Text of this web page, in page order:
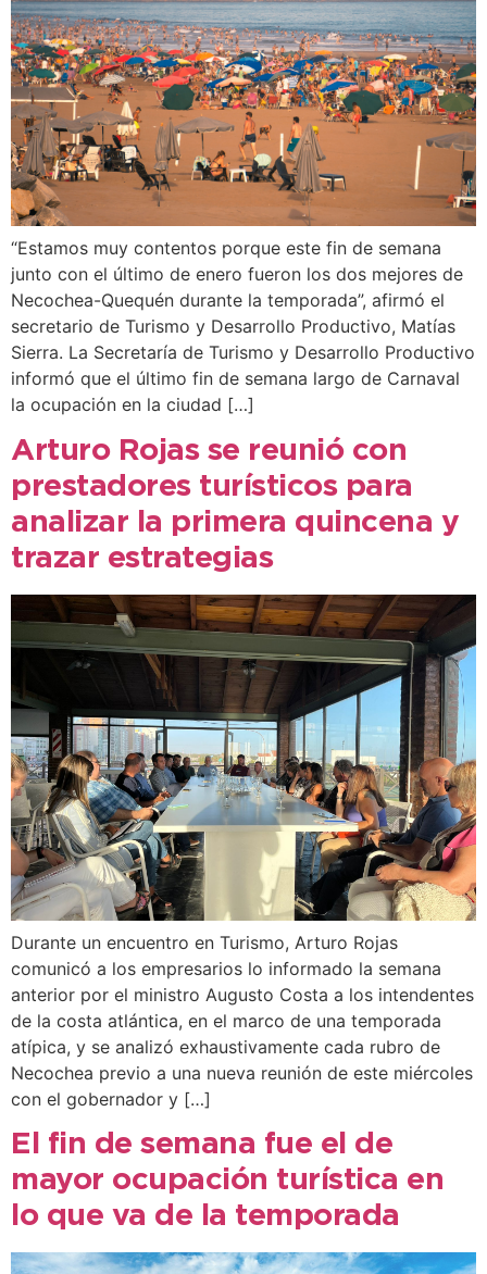
“Estamos muy contentos porque este fin de semana
junto con el último de enero fueron los dos mejores de
Necochea-Quequén durante la temporada”, afirmó el
secretario de Turismo y Desarrollo Productivo, Matías
Sierra. La Secretaría de Turismo y Desarrollo Productivo
informó que el último fin de semana largo de Carnaval
la ocupación en la ciudad […]
Arturo Rojas se reunió con
prestadores turísticos para
analizar la primera quincena y
trazar estrategias
Durante un encuentro en Turismo, Arturo Rojas
comunicó a los empresarios lo informado la semana
anterior por el ministro Augusto Costa a los intendentes
de la costa atlántica, en el marco de una temporada
atípica, y se analizó exhaustivamente cada rubro de
Necochea previo a una nueva reunión de este miércoles
con el gobernador y […]
El fin de semana fue el de
mayor ocupación turística en
lo que va de la temporada